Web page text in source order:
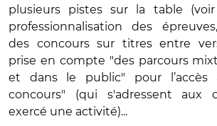
plusieurs pistes sur la table
professionnalisation des
des concours sur titres entre
prise en compte "des parcours
et dans le public" pour l’accès
concours" (qui s'adressent aux
exercé une activité)...